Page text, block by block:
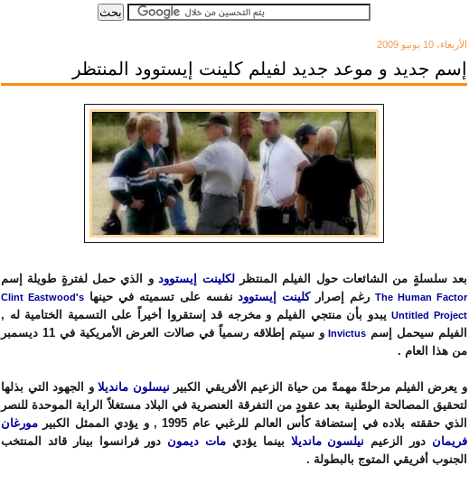
الأربعاء، 10 يونيو 2009
إسم جديد و موعد جديد لفيلم كلينت إيستوود المنتظر
بعد سلسلةٍ من الشائعات حول الفيلم المنتظرلكلينت إيستوودو الذي حمل لفترةٍ طويلة إسم
The Human Factorرغم إصراركلينت إيستوودنفسه على تسميته في حينهاClint Eastwood's
Untitled Projectيبدو بأن منتجي الفيلم و مخرجه قد إستقروا أخيراً على التسمية الختامية له ,
الفيلم سيحمل إسم Invictus
و سيتم إطلاقه رسمياً في صالات العرض الأمريكية في 11 ديسمبر
من هذا العام .
و يعرض الفيلم مرحلةً مهمةً من حياة الزعيم الأفريقي الكبير نيسلون مانديلاو الجهود التي بذلها
لتحقيق المصالحة الوطنية بعد عقودٍ من التفرقة العنصرية في البلاد مستغلاً الراية الموحدة للنصر
الذي حققته بلاده في إستضافة كأس العالم للرغبي عام 1995 , و يؤدي الممثل الكبير
مورغان
فريمان دور الزعيم نيلسون مانديلا بينما يؤدي مات ديمون دور فرانسوا بينار قائد المنتخب
الجنوب أفريقي المتوج بالبطولة .